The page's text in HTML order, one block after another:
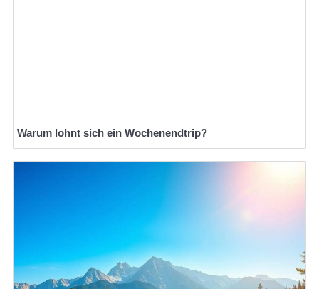
Warum lohnt sich ein Wochenendtrip?